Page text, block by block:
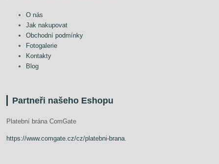
O nás
Jak nakupovat
Obchodní podmínky
Fotogalerie
Kontakty
Blog
Partneři našeho Eshopu
Platební brána ComGate
https://www.comgate.cz/cz/platebni-brana.